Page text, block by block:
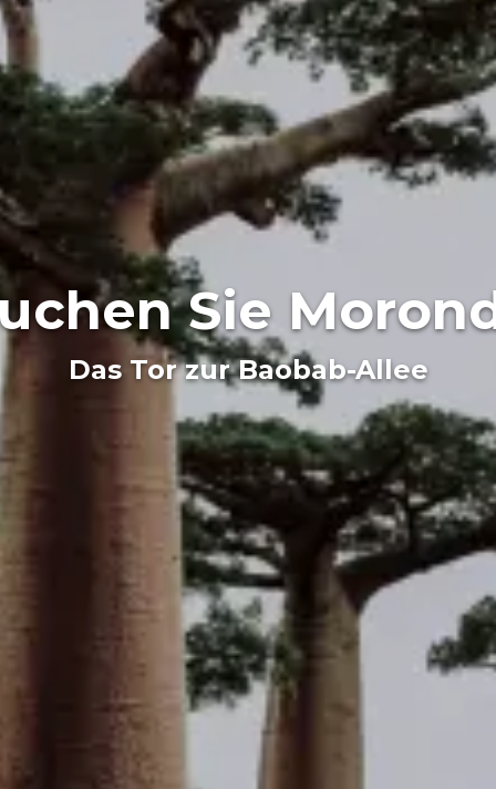
Sie
Das Tor zur Baobab-Allee